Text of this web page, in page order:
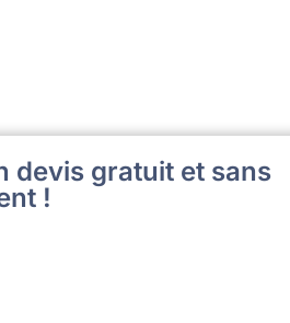
devis gratuit et sans
!